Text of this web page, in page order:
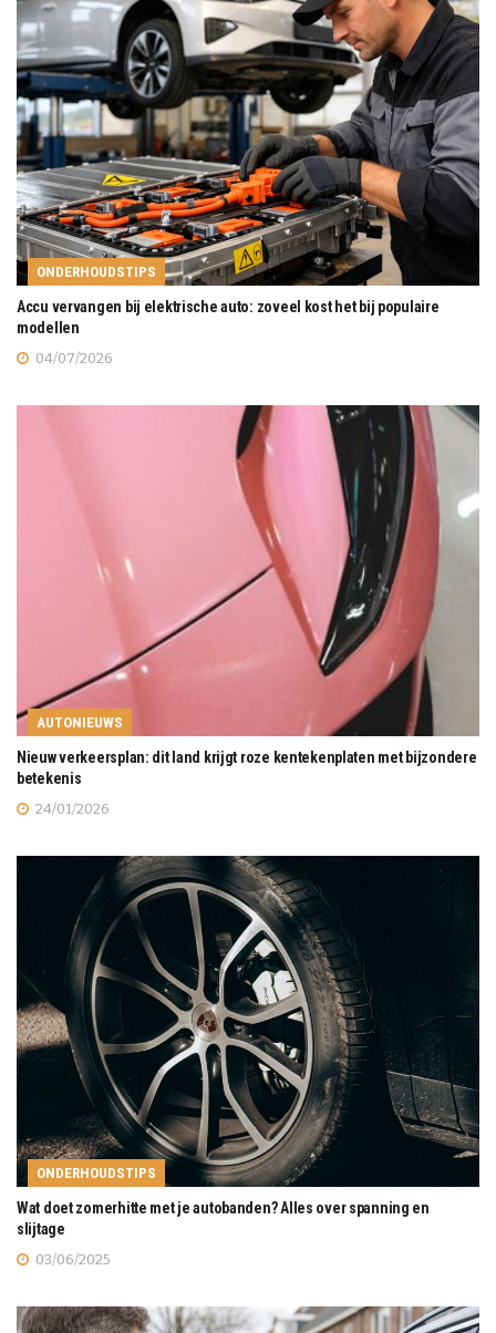
ONDERHOUDSTIPS
Accu vervangen bij elektrische auto: zoveel kost het bij populaire
modellen
04/07/2026
AUTONIEUWS
Nieuw verkeersplan: dit land krijgt roze kentekenplaten met bijzondere
betekenis
24/01/2026
ONDERHOUDSTIPS
Wat doet zomerhitte met je autobanden? Alles over spanning en
slijtage
03/06/2025